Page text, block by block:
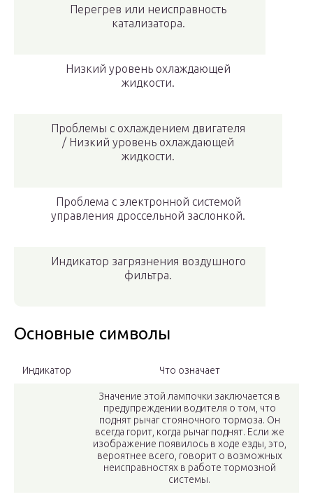
Перегрев или неисправность
катализатора.
Низкий уровень охлаждающей
жидкости.
Проблемы с охлаждением двигателя
/ Низкий уровень охлаждающей
жидкости.
Проблема с электронной системой
управления дроссельной заслонкой.
Индикатор загрязнения воздушного
фильтра.
Основные символы
Индикатор Что означает
Значение этой лампочки заключается в
предупреждении водителя о том, что
поднят рычаг стояночного тормоза. Он
всегда горит, когда рычаг поднят. Если же
изображение появилось в ходе езды, это,
вероятнее всего, говорит о возможных
неисправностях в работе тормозной
системы.